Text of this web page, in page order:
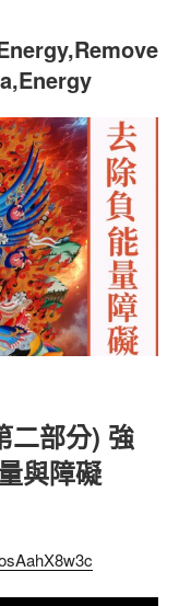
二部分) 強
與障礙